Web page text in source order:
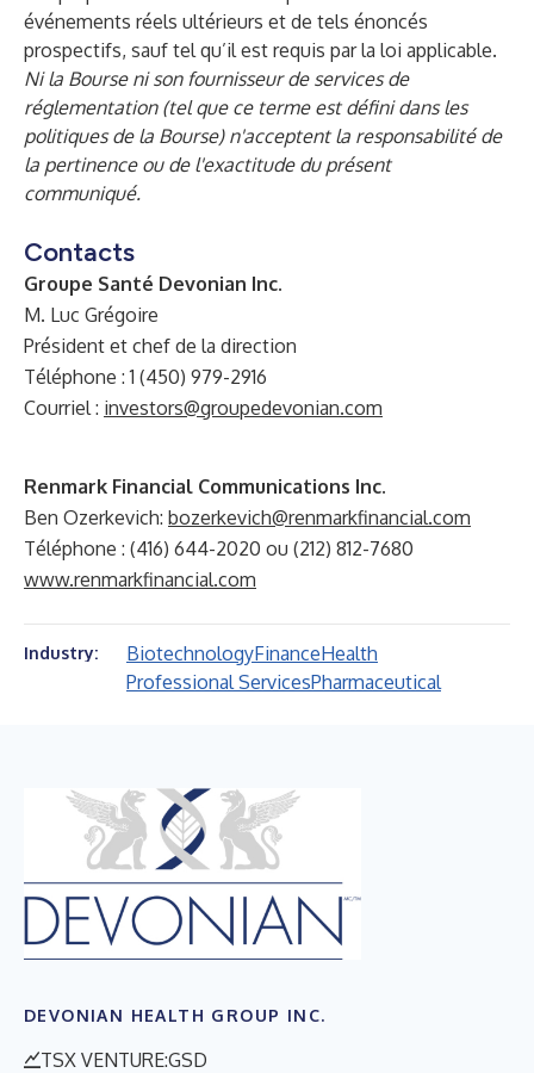
événements réels ultérieurs et de tels énoncés
prospectifs, sauf tel qu’il est requis par la loi applicable.
Ni la Bourse ni son fournisseur de services de
réglementation (tel que ce terme est défini dans les
politiques de la Bourse) n'acceptent la responsabilité de
la pertinence ou de l'exactitude du présent
communiqué.
Contacts
Groupe Santé Devonian Inc.
M. Luc Grégoire
Président et chef de la direction
Téléphone : 1 (450) 979-2916
Courriel : investors@groupedevonian.com
Renmark Financial Communications Inc.
Ben Ozerkevich: bozerkevich@renmarkfinancial.com
Téléphone : (416) 644-2020 ou (212) 812-7680
www.renmarkfinancial.com
Industry: BiotechnologyFinanceHealth
Professional ServicesPharmaceutical
DEVONIAN HEALTH GROUP INC.
TSX VENTURE:GSD